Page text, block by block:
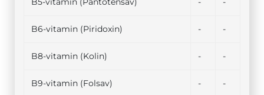
B6-vitamin (Piridoxin) - -
B8-vitamin (Kolin) - -
B9-vitamin (Folsav) - -